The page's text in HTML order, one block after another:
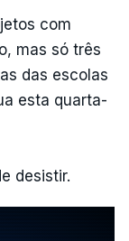
com
mas só três
das escolas
esta quarta-
desistir.